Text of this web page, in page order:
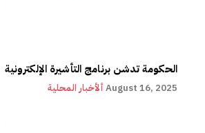
الحكومة تدشن برنامج التأشيرة الإلكترونية
ألأخبار المحلية August 16, 2025